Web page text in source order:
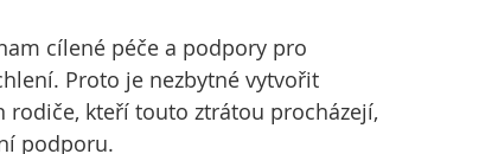
cílené péče a podpory pro
Proto je nezbytné vytvořit
kteří touto ztrátou procházejí,
podporu.